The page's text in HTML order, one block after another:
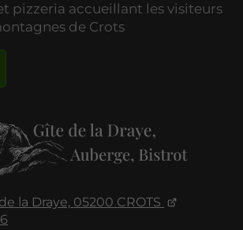
la Draye, 05200 CROTS
pizzeria accueillant les visiteurs
de Crots